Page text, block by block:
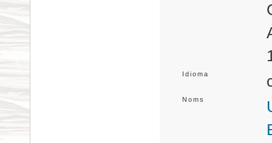
Idioma
Noms